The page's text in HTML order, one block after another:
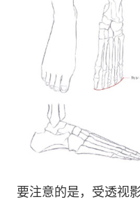
要注意的是，受透视